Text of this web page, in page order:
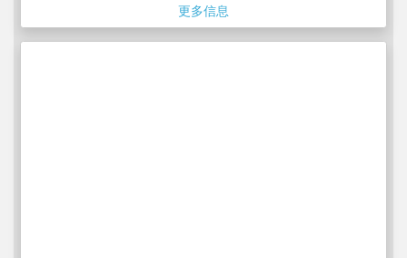
更多信息